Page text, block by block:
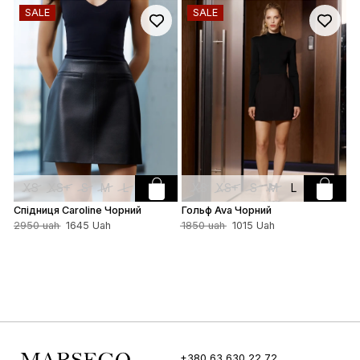
XS+ M L
Спідниця Caroline Чорний
2950 uah 1645 Uah
SALE
XS+ S M L
Гольф Ava Чорний
1850 uah 1015 Uah
SALE